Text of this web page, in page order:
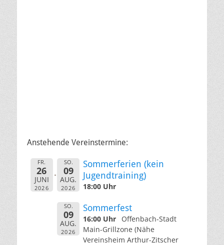
Anstehende Vereinstermine:
FR.
26
JUNI
2026
SO.
09
AUG.
2026
Sommerferien (kein
Jugendtraining)
18:00 Uhr
SO.
09
AUG.
2026
Sommerfest
16:00 Uhr
Offenbach-Stadt
Main-Grillzone (Nähe
Vereinsheim Arthur-Zitscher